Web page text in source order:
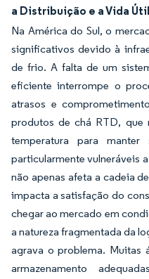
a Distribuição e a Vida
Na América do Sul, o
significativos devido à
de frio. A falta de um
eficiente interrompe o
atrasos e
produtos de chá RTD, que
temperatura para
particularmente vulneráveis
não apenas afeta a cadeia
impacta a satisfação do
chegar ao mercado em
a natureza fragmentada da
agrava o problema. Muitas
armazenamento